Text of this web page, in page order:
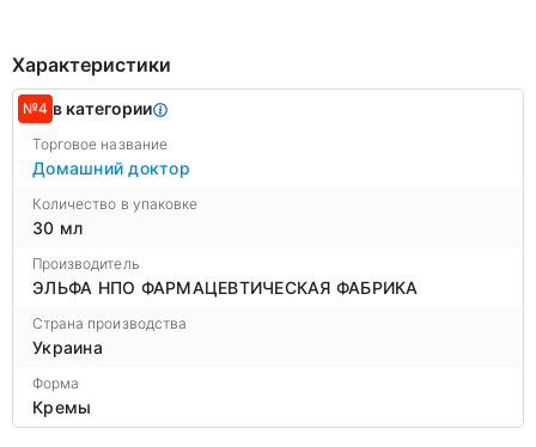
Характеристики
№4 в категории
Торговое название
Домашний доктор
Количество в упаковке
30 мл
Производитель
ЭЛЬФА НПО ФАРМАЦЕВТИЧЕСКАЯ ФАБРИКА
Страна производства
Украина
Форма
Кремы